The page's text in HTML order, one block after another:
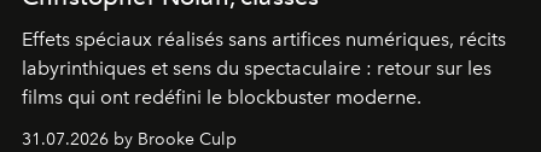
Effets spéciaux réalisés sans artifices numériques, récits
labyrinthiques et sens du spectaculaire : retour sur les
films qui ont redéfini le blockbuster moderne.
31.07.2026 by Brooke Culp